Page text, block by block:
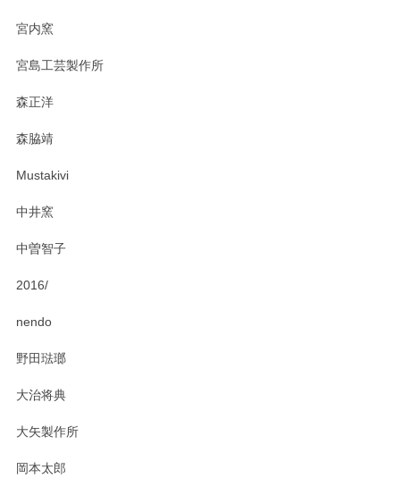
おかけしました。 ありがとうございます。
宮内窯
宮島工芸製作所
森正洋
森脇靖
Mustakivi
中井窯
中曽智子
2016/
nendo
野田琺瑯
大治将典
大矢製作所
岡本太郎